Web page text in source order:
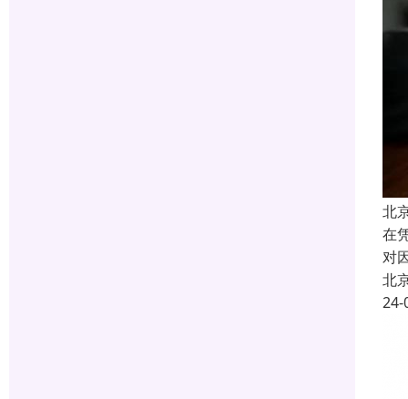
北
在
对
北
24-